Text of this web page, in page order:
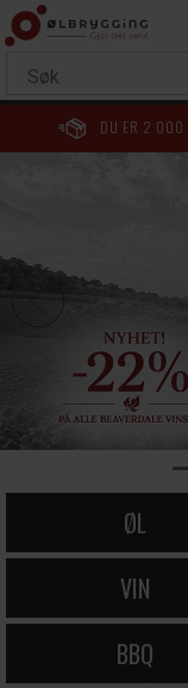
DU ER 2 000
ØL
VIN
BBQ